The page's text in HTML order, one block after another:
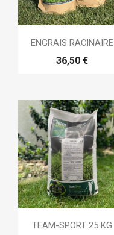
ENGRAIS RACINAIRE
36,50 €
TEAM-SPORT 25 KG